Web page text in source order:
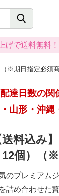
げで送料無料
※期日指定必須商
達日数の関
山形・沖縄
送料込み
12個）（※
のプレミアム
詰め合わせた